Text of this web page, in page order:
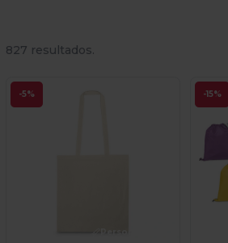
827 resultados.
-5% -15%